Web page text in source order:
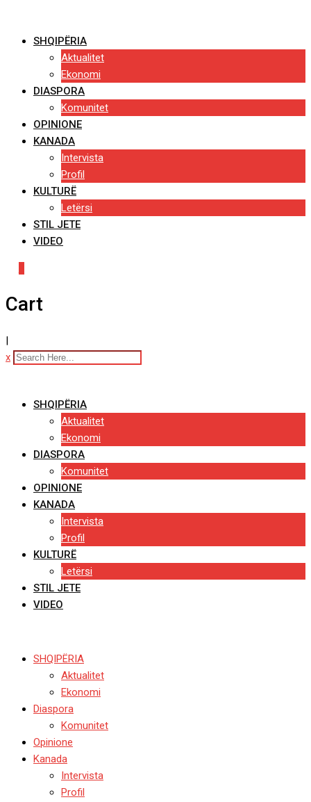
contentSHQIPËRIA
Aktualitet
Ekonomi
DIASPORA
Komunitet
OPINIONE
KANADA
Intervista
Profil
KULTURË
Letërsi
STIL JETE
VIDEO
Cart
x
SHQIPËRIA
Aktualitet
Ekonomi
DIASPORA
Komunitet
OPINIONE
KANADA
Intervista
Profil
KULTURË
Letërsi
STIL JETE
VIDEO
SHQIPËRIA
Aktualitet
Ekonomi
Diaspora
Komunitet
Opinione
Kanada
Intervista
Profil